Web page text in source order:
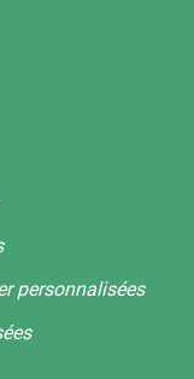
personnalisées